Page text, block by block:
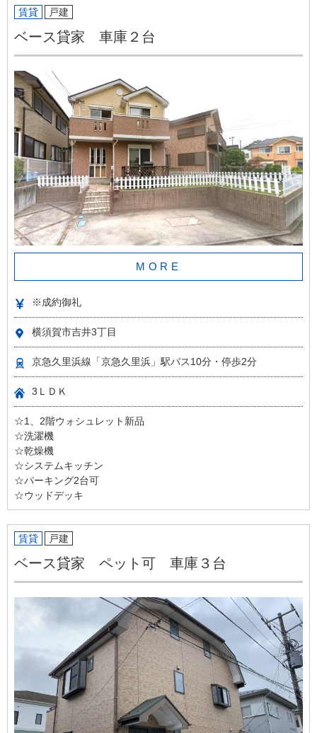
賃貸 戸建
ベース貸家 車庫２台
MORE
※成約御礼
横須賀市吉井3丁目
京急久里浜線「京急久里浜」駅バス10分・停歩2分
3ＬＤＫ
☆1、2階ウォシュレット新品
☆洗濯機
☆乾燥機
☆システムキッチン
☆パーキング2台可
☆ウッドデッキ
賃貸 戸建
ベース貸家 ペット可 車庫３台